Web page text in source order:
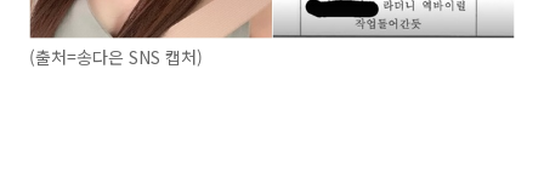
(출처=송다은 SNS 캡처)